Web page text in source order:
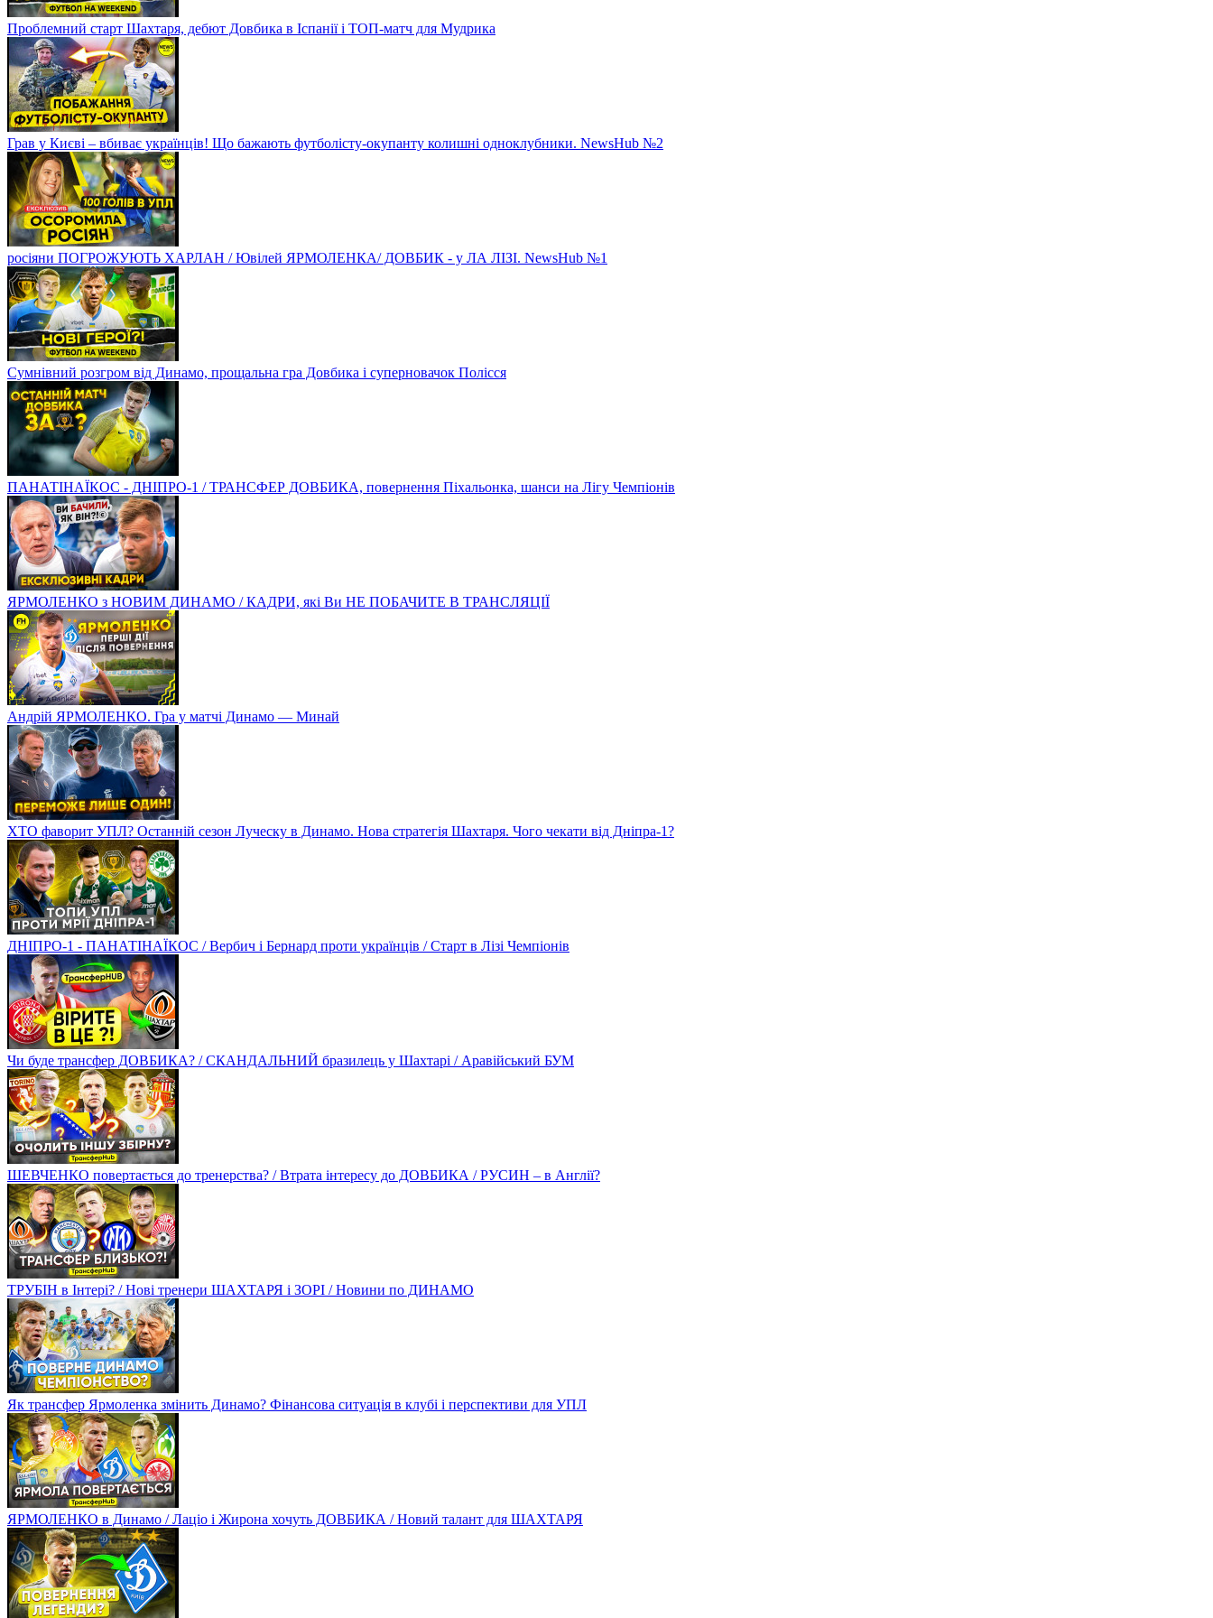
Проблемний старт Шахтаря, дебют Довбика в Іспанії і ТОП-матч для Мудрика
Грав у Києві – вбиває українців! Що бажають футболісту-окупанту колишні одноклубники. NewsHub №2
росіяни ПОГРОЖУЮТЬ ХАРЛАН / Ювілей ЯРМОЛЕНКА/ ДОВБИК - у ЛА ЛІЗІ. NewsHub №1
Сумнівний розгром від Динамо, прощальна гра Довбика і суперновачок Полісся
ПАНАТІНАЇКОС - ДНІПРО-1 / ТРАНСФЕР ДОВБИКА, повернення Піхальонка, шанси на Лігу Чемпіонів
ЯРМОЛЕНКО з НОВИМ ДИНАМО / КАДРИ, які Ви НЕ ПОБАЧИТЕ В ТРАНСЛЯЦІЇ
Андрій ЯРМОЛЕНКО. Гра у матчі Динамо — Минай
ХТО фаворит УПЛ? Останній сезон Луческу в Динамо. Нова стратегія Шахтаря. Чого чекати від Дніпра-1?
ДНІПРО-1 - ПАНАТІНАЇКОС / Вербич і Бернард проти українців / Старт в Лізі Чемпіонів
Чи буде трансфер ДОВБИКА? / СКАНДАЛЬНИЙ бразилець у Шахтарі / Аравійський БУМ
ШЕВЧЕНКО повертається до тренерства? / Втрата інтересу до ДОВБИКА / РУСИН – в Англії?
ТРУБІН в Інтері? / Нові тренери ШАХТАРЯ і ЗОРІ / Новини по ДИНАМО
Як трансфер Ярмоленка змінить Динамо? Фінансова ситуація в клубі і перспективи для УПЛ
ЯРМОЛЕНКО в Динамо / Лаціо і Жирона хочуть ДОВБИКА / Новий талант для ШАХТАРЯ